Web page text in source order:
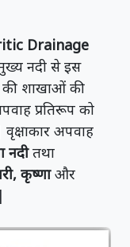
Drainage
नदी से इस
की शाखाओं की
प्रतिरूप को
अपवाह
नदीतथा
कृष्णाऔर